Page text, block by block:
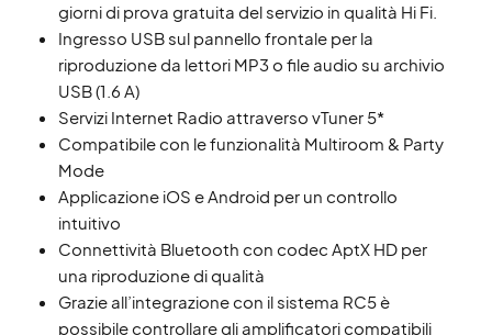
giorni di prova gratuita del servizio in qualità Hi Fi.
Ingresso USB sul pannello frontale per la
riproduzione da lettori MP3 o file audio su archivio
USB (1.6 A)
Servizi Internet Radio attraverso vTuner 5*
Compatibile con le funzionalità Multiroom & Party
Mode
Applicazione iOS e Android per un controllo
intuitivo
Connettività Bluetooth con codec AptX HD per
una riproduzione di qualità
Grazie all’integrazione con il sistema RC5 è
possibile controllare gli amplificatori compatibili